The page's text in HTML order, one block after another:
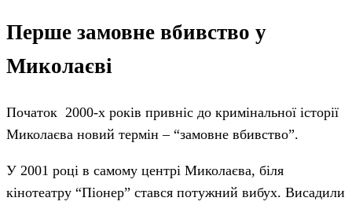
Перше замовне вбивство у
Миколаєві
Початок 2000-х років привніс до кримінальної історії
Миколаєва новий термін – “замовне вбивство”.
У 2001 році в самому центрі Миколаєва, біля
кінотеатру “Піонер” стався потужний вибух. Висадили